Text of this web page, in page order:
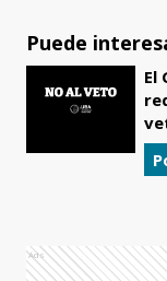
Puede
El
Ads